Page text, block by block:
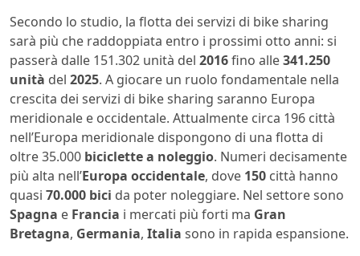
Secondo lo studio, la flotta dei servizi di bike sharing
sarà più che raddoppiata entro i prossimi otto anni: si
passerà dalle 151.302 unità del 2016fino alle341.250
unità del 2025. A giocare un ruolo fondamentale nella
crescita dei servizi di bike sharing saranno Europa
meridionale e occidentale. Attualmente circa 196 città
nell’Europa meridionale dispongono di una flotta di
oltre 35.000 biciclette a noleggio. Numeri decisamente
più alta nell’Europa occidentale, dove 150 città hanno
quasi 70.000 bici da poter noleggiare. Nel settore sono
Spagna e Francia i mercati più forti ma Gran
Bretagna, Germania, Italia sono in rapida espansione.